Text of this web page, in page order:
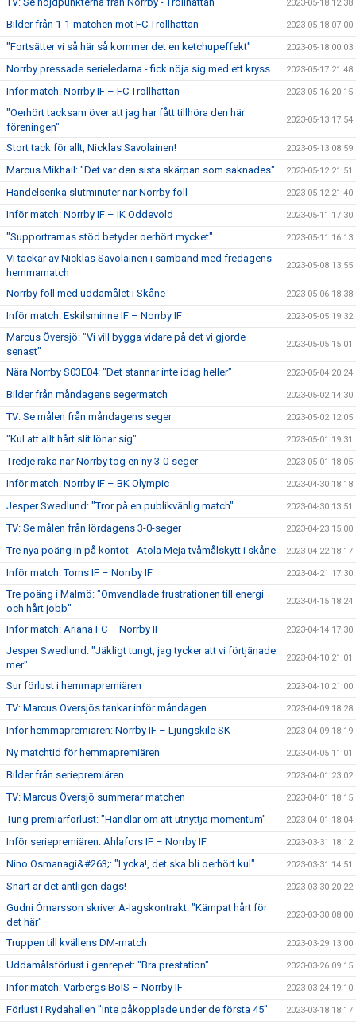
2023-05-18 12:38
Bilder från 1-1-matchen mot FC Trollhättan 2023-05-18 07:00
"Fortsätter vi så här så kommer det en ketchupeffekt" 2023-05-18 00:03
Norrby pressade serieledarna - fick nöja sig med ett kryss 2023-05-17 21:48
Inför match: Norrby IF – FC Trollhättan 2023-05-16 20:15
"Oerhört tacksam över att jag har fått tillhöra den här
föreningen"
2023-05-13 17:54
Stort tack för allt, Nicklas Savolainen! 2023-05-13 08:59
Marcus Mikhail: "Det var den sista skärpan som saknades" 2023-05-12 21:51
Händelserika slutminuter när Norrby föll 2023-05-12 21:40
Inför match: Norrby IF – IK Oddevold 2023-05-11 17:30
"Supportrarnas stöd betyder oerhört mycket" 2023-05-11 16:13
Vi tackar av Nicklas Savolainen i samband med fredagens
hemmamatch
2023-05-08 13:55
Norrby föll med uddamålet i Skåne 2023-05-06 18:38
Inför match: Eskilsminne IF – Norrby IF 2023-05-05 19:32
Marcus Översjö: "Vi vill bygga vidare på det vi gjorde
senast"
2023-05-05 15:01
Nära Norrby S03E04: "Det stannar inte idag heller" 2023-05-04 20:24
Bilder från måndagens segermatch 2023-05-02 14:30
TV: Se målen från måndagens seger 2023-05-02 12:05
"Kul att allt hårt slit lönar sig" 2023-05-01 19:31
Tredje raka när Norrby tog en ny 3-0-seger 2023-05-01 18:05
Inför match: Norrby IF – BK Olympic 2023-04-30 18:18
Jesper Swedlund: "Tror på en publikvänlig match" 2023-04-30 13:51
TV: Se målen från lördagens 3-0-seger 2023-04-23 15:00
Tre nya poäng in på kontot - Atola Meja tvåmålskytt i skåne 2023-04-22 18:17
Inför match: Torns IF – Norrby IF 2023-04-21 17:30
Tre poäng i Malmö: "Omvandlade frustrationen till energi
och hårt jobb"
2023-04-15 18:24
Inför match: Ariana FC – Norrby IF 2023-04-14 17:30
Jesper Swedlund: "Jäkligt tungt, jag tycker att vi förtjänade
mer"
2023-04-10 21:01
Sur förlust i hemmapremiären 2023-04-10 21:00
TV: Marcus Översjös tankar inför måndagen 2023-04-09 18:28
Inför hemmapremiären: Norrby IF – Ljungskile SK 2023-04-09 18:19
Ny matchtid för hemmapremiären 2023-04-05 11:01
Bilder från seriepremiären 2023-04-01 23:02
TV: Marcus Översjö summerar matchen 2023-04-01 18:15
Tung premiärförlust: "Handlar om att utnyttja momentum" 2023-04-01 18:04
Inför seriepremiären: Ahlafors IF – Norrby IF 2023-03-31 18:12
Nino Osmanagi&#263;: "Lycka!, det ska bli oerhört kul" 2023-03-31 14:51
Snart är det äntligen dags! 2023-03-30 20:22
Gudni Ómarsson skriver A-lagskontrakt: "Kämpat hårt för
det här"
2023-03-30 08:00
Truppen till kvällens DM-match 2023-03-29 13:00
Uddamålsförlust i genrepet: "Bra prestation" 2023-03-26 09:15
Inför match: Varbergs BoIS – Norrby IF 2023-03-24 19:10
Förlust i Rydahallen "Inte påkopplade under de första 45" 2023-03-18 18:17